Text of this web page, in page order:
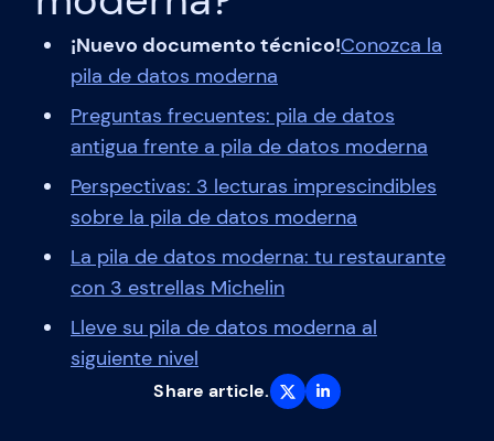
¡Nuevo documento técnico!Conozca la
pila de datos moderna
Preguntas frecuentes: pila de datos
antigua frente a pila de datos moderna
Perspectivas: 3 lecturas imprescindibles
sobre la pila de datos moderna
La pila de datos moderna: tu restaurante
con 3 estrellas Michelin
Lleve su pila de datos moderna al
siguiente nivel
Share article.